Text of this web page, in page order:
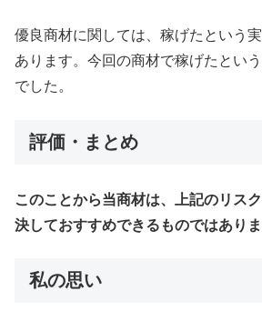
優良商材に関しては、稼げたという
あります。今回の商材で稼げたとい
でした。
評価・まとめ
このことから当商材は、上記のリス
決しておすすめできるものではありま
私の思い